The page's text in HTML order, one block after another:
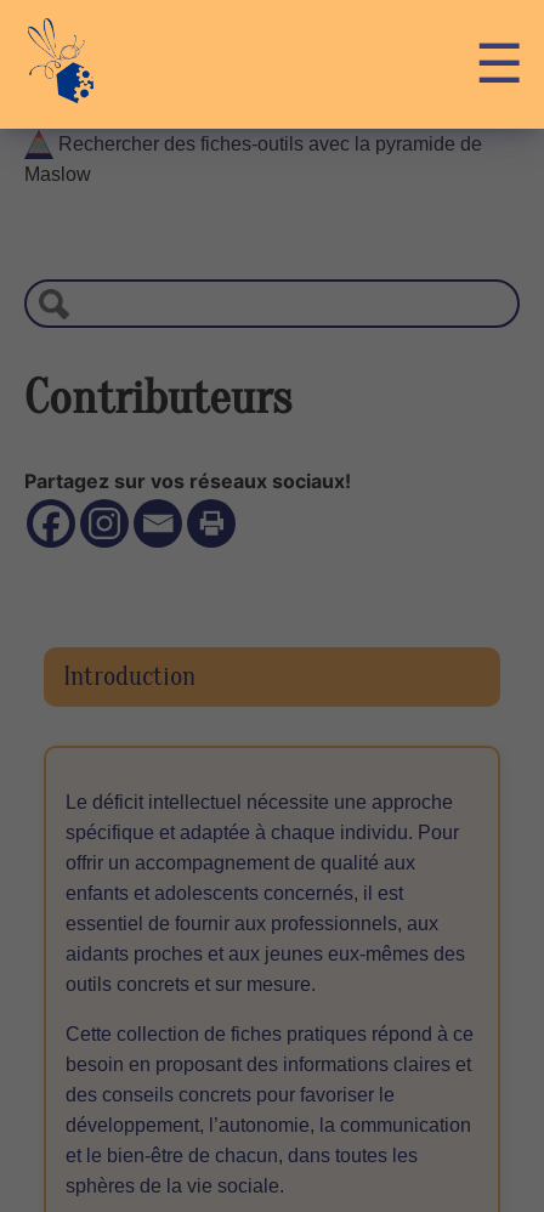
content
☰
Rechercher des fiches-outils avec la pyramide de
Maslow
c
h
r
c
Contributeurs
Partagez sur vos réseaux sociaux!
Introduction
Le déficit intellectuel nécessite une approche
spécifique et adaptée à chaque individu. Pour
offrir un accompagnement de qualité aux
enfants et adolescents concernés, il est
essentiel de fournir aux professionnels, aux
aidants proches et aux jeunes eux-mêmes des
outils concrets et sur mesure.
Cette collection de fiches pratiques répond à ce
besoin en proposant des informations claires et
des conseils concrets pour favoriser le
développement, l’autonomie, la communication
et le bien-être de chacun, dans toutes les
sphères de la vie sociale.